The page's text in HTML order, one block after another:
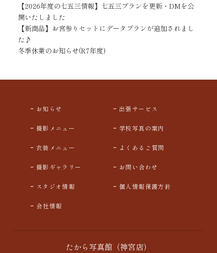
【2026年度の七五三情報】七五三プランを更新・DMを公
開いたしました
【新商品】お宮参りセットにデータプランが追加されまし
た♪
冬季休業のお知らせ(R7年度)
たから写真館（神宮店）
お知らせ 出張サービス
撮影メニュー 学校写真の案内
衣装メニュー よくあるご質問
撮影ギャラリー お問い合わせ
スタジオ情報 個人情報保護方針
会社情報